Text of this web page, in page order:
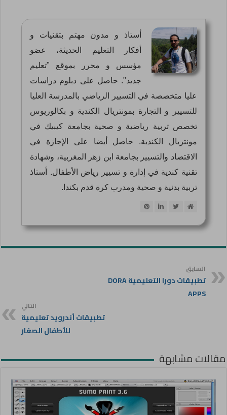
أستاذ و مدون مهتم بتقنيات و
أفكار التعليم الحديثة، عضو
مؤسس و محرر بموقع "تعليم
جديد". حاصل على دبلوم دراسات
عليا متخصصة في التسيير الرياضي بالمدرسة العليا
للتسيير و التجارة بمونتريال الكندية و بكالوريوس
تخصص تربية رياضية و صحية بجامعة كيبيك في
مونتريال الكندية. حاصل أيضا على الإجازة في
الاقتصاد والتسيير بجامعة ابن زهر المغربية، وشهادة
تقنية كندية في إدارة و تسيير رياض الأطفال. أستاذ
تربية بدنية و صحية ومدرب كرة قدم بكندا.
السابق
تطبيقات دورا التعليمية DORA
APPS
التالي
تطبيقات أندرويد تعليمية
للأطفال الصغار
مقالات مشابهة